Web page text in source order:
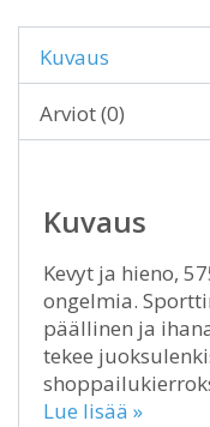
Kuvaus
Arviot (0)
Kuvaus
Kevyt ja hieno,
ongelmia.
päällinen ja
tekee
Lue lisää »